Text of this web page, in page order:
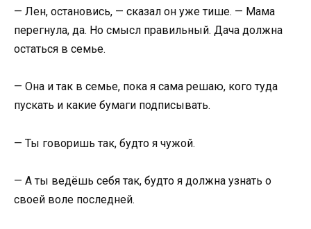
— Лен, остановись, — сказал он уже тише. — Мама
перегнула, да. Но смысл правильный. Дача должна
остаться в семье.
— Она и так в семье, пока я сама решаю, кого туда
пускать и какие бумаги подписывать.
— Ты говоришь так, будто я чужой.
— А ты ведёшь себя так, будто я должна узнать о
своей воле последней.